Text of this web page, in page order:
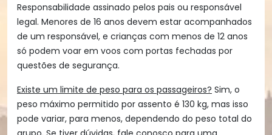
Responsabilidade assinado pelos pais ou responsável
legal. Menores de 16 anos devem estar acompanhados
de um responsável, e crianças com menos de 12 anos
só podem voar em voos com portas fechadas por
questões de segurança.
Existe um limite de peso para os passageiros? Sim, o
peso máximo permitido por assento é 130 kg, mas isso
pode variar, para menos, dependendo do peso total do